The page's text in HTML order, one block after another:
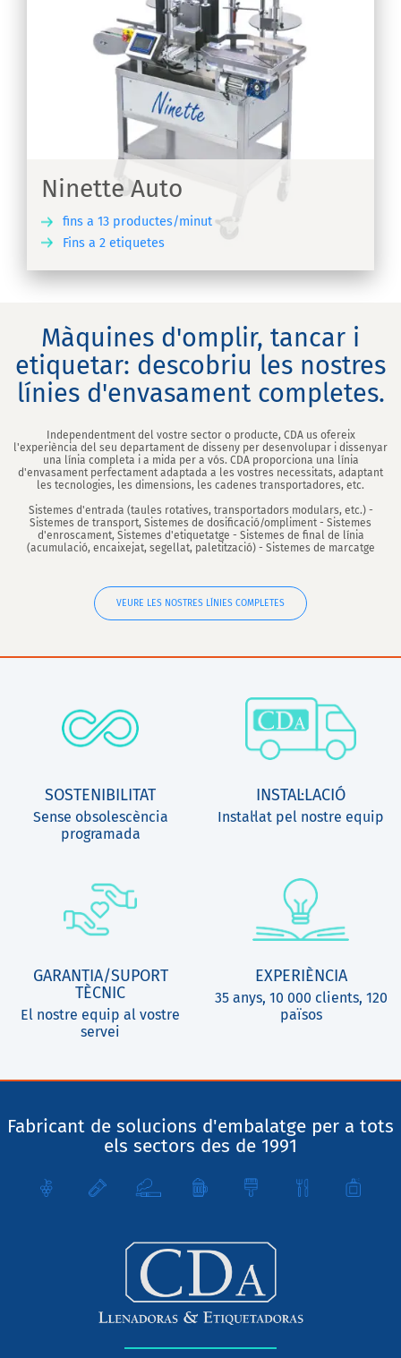
Ninette Auto
fins a 13 productes/minut
Fins a 2 etiquetes
Màquines d'omplir, tancar i
etiquetar: descobriu les nostres
línies d'envasament completes.
Independentment del vostre sector o producte, CDA us ofereix
l'experiència del seu departament de disseny per desenvolupar i dissenyar
una línia completa i a mida per a vós. CDA proporciona una línia
d'envasament perfectament adaptada a les vostres necessitats, adaptant
les tecnologies, les dimensions, les cadenes transportadores, etc.
Sistemes d'entrada (taules rotatives, transportadors modulars, etc.) -
Sistemes de transport, Sistemes de dosificació/ompliment - Sistemes
d'enroscament, Sistemes d'etiquetatge - Sistemes de final de línia
(acumulació, encaixejat, segellat, paletització) - Sistemes de marcatge
VEURE LES NOSTRES LÍNIES COMPLETES
SOSTENIBILITAT
Sense obsolescència
programada
INSTAL·LACIÓ
Instal·lat pel nostre equip
GARANTIA/SUPORT
TÈCNIC
El nostre equip al vostre
servei
EXPERIÈNCIA
35 anys, 10 000 clients, 120
països
Fabricant de solucions d'embalatge per a tots
els sectors des de 1991